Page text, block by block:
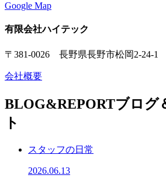
Google Map
有限会社ハイテック
〒381-0026 長野県長野市松岡2-24-1
会社概要
BLOG&REPORTブログ
ト
スタッフの日常
2026.06.13